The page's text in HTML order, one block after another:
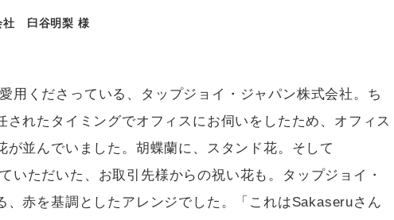
社 臼谷明梨 様
用くださっている、タップジョイ・ジャパン株式会社。ち
されたタイミングでオフィスにお伺いをしたため、オフィス
が並んでいました。胡蝶蘭に、スタンド花。そして
いただいた、お取引先様からの祝い花も。タップジョイ・
、赤を基調としたアレンジでした。「これはSakaseruさん